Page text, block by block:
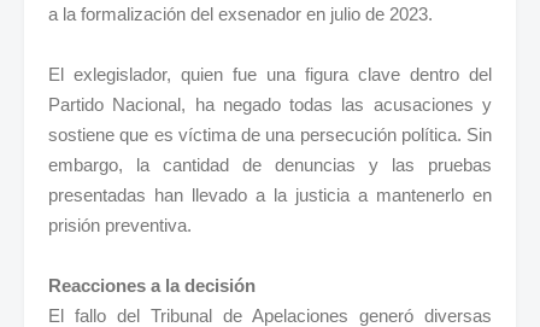
a la formalización del exsenador en julio de 2023.
El exlegislador, quien fue una figura clave dentro del
Partido Nacional, ha negado todas las acusaciones y
sostiene que es víctima de una persecución política. Sin
embargo, la cantidad de denuncias y las pruebas
presentadas han llevado a la justicia a mantenerlo en
prisión preventiva.
Reacciones a la decisión
El fallo del Tribunal de Apelaciones generó diversas